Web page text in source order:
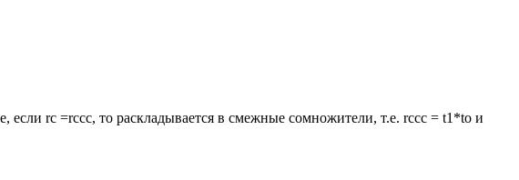
rc =rccc, то раскладывается в смежные сомножители, т.е. rcсс = t1*tо и